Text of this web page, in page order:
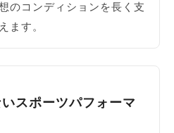
のコンディションを長く支
えます。
スポーツパフォーマ